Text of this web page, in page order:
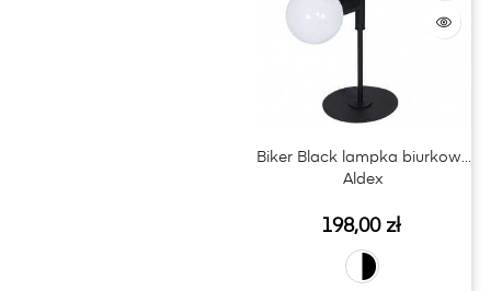
Biker Black lampka biurkowa
Aldex
Cena
198,00 zł